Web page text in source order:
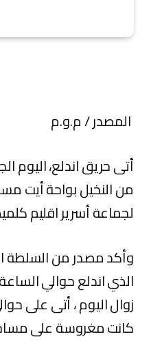
المصدر / م.و.م
أتى حريق اندلع، اليوم
من النخيل بواحة أيت
لجماعة أسرير اقليم
وأكد مصدر من السلطة
كانت مغروسة على